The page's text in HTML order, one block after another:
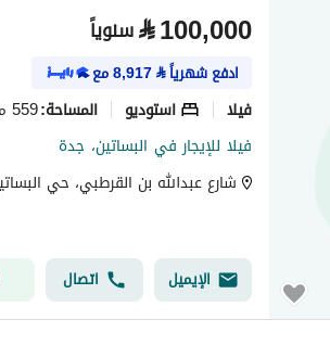
⃁100,000 سنوياً
ادفع شهرياً⃁
8,917مع
فیلا استوديو المساحة:559 م2
فيلا للإيجار في البساتين، جدة
شارع عبدالله بن القرطبي، حي
الإيميل اتصال